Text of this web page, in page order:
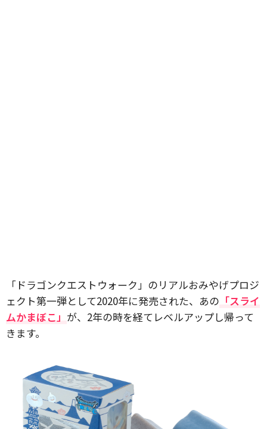
「ドラゴンクエストウォーク」のリアルおみやげプロジ
ェクト第一弾として2020年に発売された、あの 「スライ
ムかまぼこ」 が、2年の時を経てレベルアップし帰って
きます。